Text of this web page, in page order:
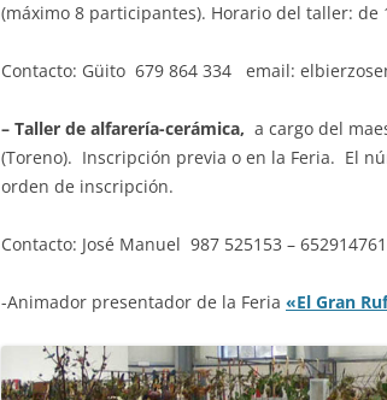
(máximo 8 participantes). Horario del taller: de
Contacto: Güito 679 864 334 email:
– Taller de alfarería-cerámica, a cargo del
(Toreno). Inscripción previa o en la Feria. El
orden de inscripción.
Contacto: José Manuel 987 525153 –
-Animador presentador de la Feria «El Gran